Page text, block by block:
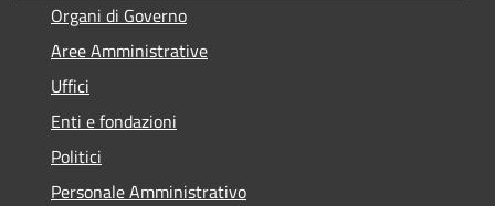
Organi di Governo
Aree Amministrative
Uffici
Enti e fondazioni
Politici
Personale Amministrativo